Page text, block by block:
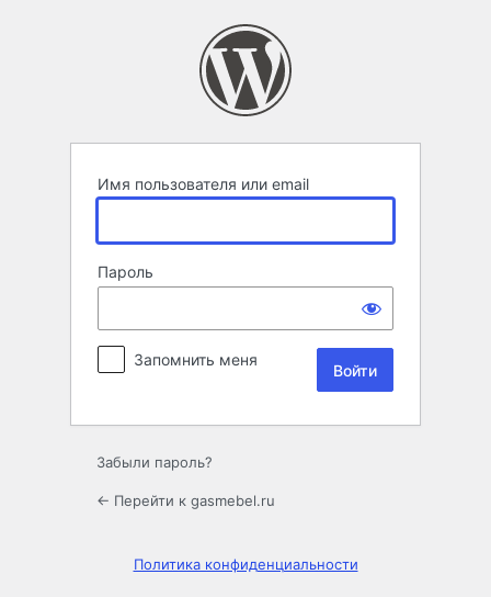
Имя пользователя или email
Пароль
Запомнить меня
Забыли пароль?
← Перейти к gasmebel.ru
Политика конфиденциальности